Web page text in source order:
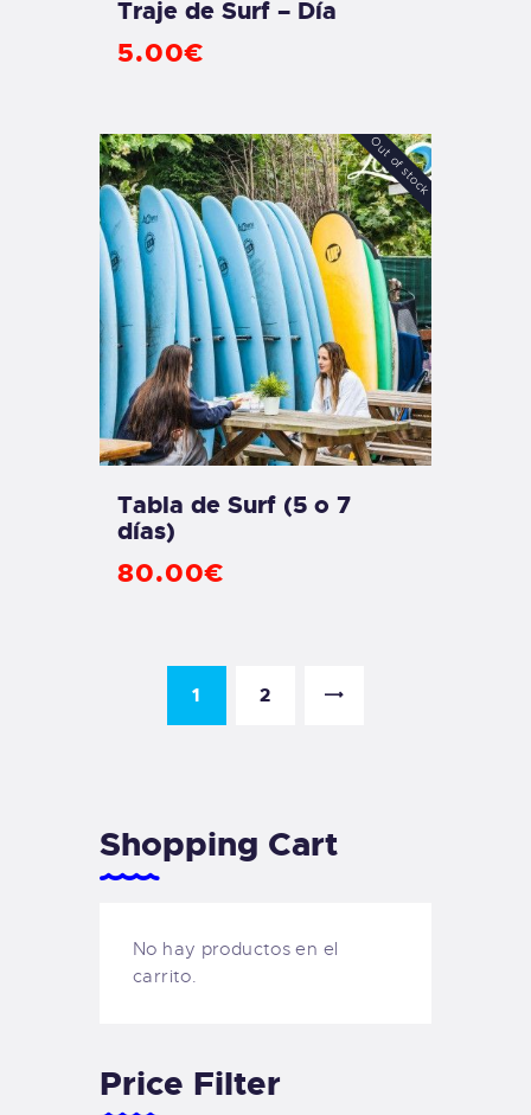
Traje de Surf – Día
5.00€
Out of stock
Tabla de Surf (5 o 7
días)
80.00€
1 2
Shopping Cart
No hay productos en el
carrito.
Price Filter